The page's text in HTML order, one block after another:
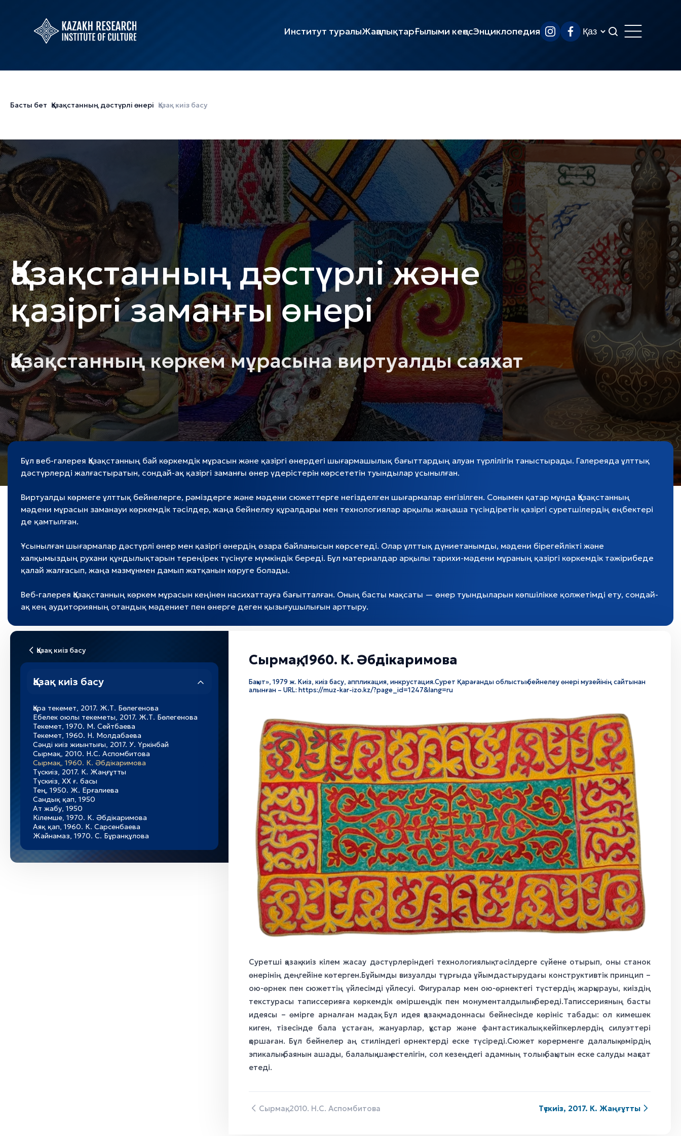
Институт туралыЖаңалықтарҒылыми кеңесЭнциклопедия
Басты бет Қазақстанның дәстүрлі өнері Қазақ киіз басу
Қазақстанның дәстүрлі және
қазіргі заманғы өнері
Қазақстанның көркем мұрасына виртуалды саяхат
Бұл веб-галерея Қазақстанның бай көркемдік мұрасын және қазіргі өнердегі шығармашылық бағыттардың алуан түрлілігін таныстырады. Галереяда ұлттық
дәстүрлерді жалғастыратын, сондай-ақ қазіргі заманғы өнер үдерістерін көрсететін туындылар ұсынылған.
Виртуалды көрмеге ұлттық бейнелерге, рәміздерге және мәдени сюжеттерге негізделген шығармалар енгізілген. Сонымен қатар мұнда Қазақстанның
мәдени мұрасын заманауи көркемдік тәсілдер, жаңа бейнелеу құралдары мен технологиялар арқылы жаңаша түсіндіретін қазіргі суретшілердің еңбектері
де қамтылған.
Ұсынылған шығармалар дәстүрлі өнер мен қазіргі өнердің өзара байланысын көрсетеді. Олар ұлттық дүниетанымды, мәдени бірегейлікті және
халқымыздың рухани құндылықтарын тереңірек түсінуге мүмкіндік береді. Бұл материалдар арқылы тарихи-мәдени мұраның қазіргі көркемдік тәжірибеде
қалай жалғасып, жаңа мазмұнмен дамып жатқанын көруге болады.
Веб-галерея Қазақстанның көркем мұрасын кеңінен насихаттауға бағытталған. Оның басты мақсаты — өнер туындыларын көпшілікке қолжетімді ету, сондай-
ақ кең аудиторияның отандық мәдениет пен өнерге деген қызығушылығын арттыру.
Қазақ киіз басу
Қазақ киіз басу
Қара текемет, 2017. Ж.Т. Бөлегенова
Ебелек оюлы текеметы, 2017. Ж.Т. Бөлегенова
Текемет, 1970. М. Сейтбаева
Текемет, 1960. Н. Молдабаева
Сәнді киіз жиынтығы, 2017. У. Үркінбай
Сырмақ, 2010. Н.С. Аспомбитова
Сырмақ, 1960. К. Әбдікаримова
Түскиіз, 2017. К. Жаңғұтты
Түскиіз, ХХ ғ. басы
Тең, 1950. Ж. Ерғалиева
Сандық қап, 1950
Ат жабу, 1950
Кілемше, 1970. К. Әбдікаримова
Аяқ қап, 1960. К. Сарсенбаева
Жайнамаз, 1970. С. Бұранқұлова
Сырмақ, 1960. К. Әбдікаримова
Бақыт», 1979 ж. Киіз, киіз басу, аппликация, инкрустация.Сурет Қарағанды облыстық бейнелеу өнері музейінің сайтынан
алынған – URL: https://muz-kar-izo.kz/?page_id=1247&lang=ru
Суретші қазақ киіз кілем жасау дәстүрлеріндегі технологиялық тәсілдерге сүйене отырып, оны станок
өнерінің деңгейіне көтерген.Бұйымды визуалды тұрғыда ұйымдастырудағы конструктивтік принцип –
ою-өрнек пен сюжеттің үйлесімді үйлесуі. Фигуралар мен ою-өрнектегі түстердің жарқырауы, киіздің
текстурасы таписсерияға көркемдік өміршеңдік пен монументалдылық береді.Таписсерияның басты
идеясы – өмірге арналған мадақ. Бұл идея қазақ мадоннасы бейнесінде көрініс табады: ол кимешек
киген, тізесінде бала ұстаған, жануарлар, құстар және фантастикалық кейіпкерлердің силуэттері
қоршаған. Бұл бейнелер аң стиліндегі өрнектерді еске түсіреді.Сюжет көрерменге далалық өмірдің
эпикалық баянын ашады, балалық шақ естелігін, сол кезеңдегі адамның толық бақытын еске салуды мақсат
етеді.
Сырмақ, 2010. Н.С. Аспомбитова Түскиіз, 2017. К. Жаңғұтты